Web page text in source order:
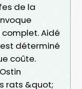
de la
Aidé
déterminé
coûte.
rats &quot;